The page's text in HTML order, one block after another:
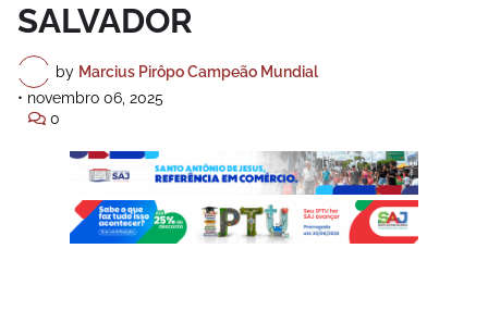
SALVADOR
by Marcius Pirôpo Campeão Mundial
• novembro 06, 2025
0